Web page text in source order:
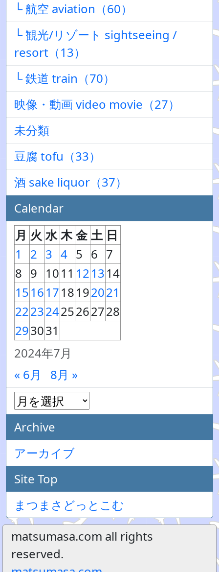
└ 航空 aviation（60）
└ 観光/リゾート sightseeing /
resort（13）
└ 鉄道 train（70）
映像・動画 video movie（27）
未分類
豆腐 tofu（33）
酒 sake liquor（37）
Calendar
2024年7月
月 火 水 木 金 土 日
1
2 3 4 5 6 7
8 9 1011 121314
15161718192021
22232425262728
293031
« 6月 8月 »
Archive
アーカイブ
Site Top
まつまさどっとこむ
matsumasa.com all rights
reserved.